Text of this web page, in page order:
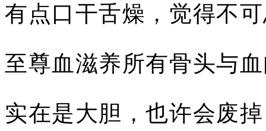
有点口干舌燥，觉得不
至尊血滋养所有骨头与
实在是大胆，也许会废